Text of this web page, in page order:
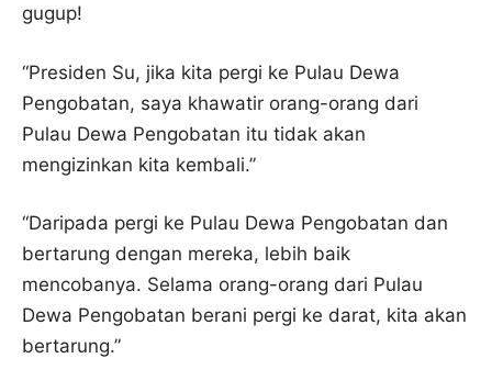
gugup!
“Presiden Su, jika kita pergi ke Pulau Dewa
Pengobatan, saya khawatir orang-orang dari
Pulau Dewa Pengobatan itu tidak akan
mengizinkan kita kembali.”
“Daripada pergi ke Pulau Dewa Pengobatan dan
bertarung dengan mereka, lebih baik
mencobanya. Selama orang-orang dari Pulau
Dewa Pengobatan berani pergi ke darat, kita akan
bertarung.”